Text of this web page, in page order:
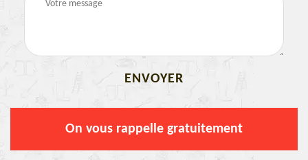
On vous rappelle gratuitement